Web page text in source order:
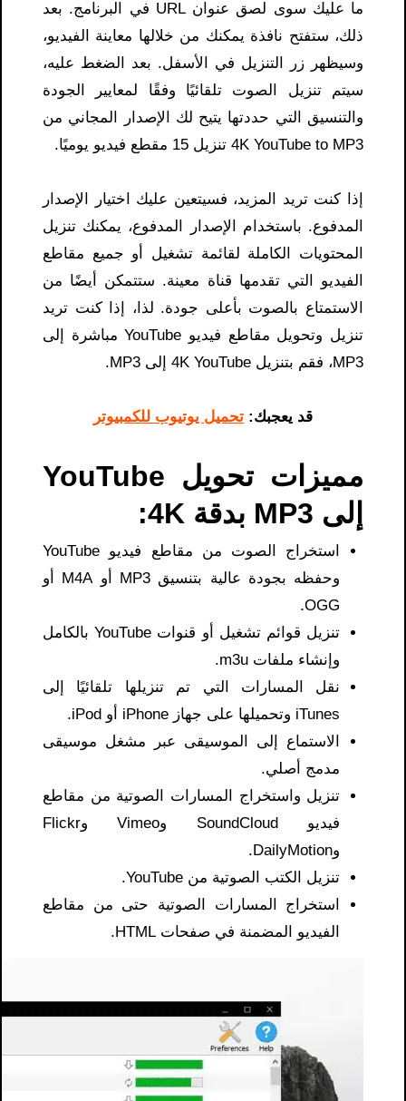
ما عليك سوى لصق عنوان URL في البرنامج. بعد
ذلك، ستفتح نافذة يمكنك من خلالها معاينة الفيديو،
وسيظهر زر التنزيل في الأسفل. بعد الضغط عليه،
سيتم تنزيل الصوت تلقائيًا وفقًا لمعايير الجودة
والتنسيق التي حددتها يتيح لك الإصدار المجاني من
4K YouTube to MP3 تنزيل 15 مقطع فيديو يوميًا.
إذا كنت تريد المزيد، فسيتعين عليك اختيار الإصدار
المدفوع. باستخدام الإصدار المدفوع، يمكنك تنزيل
المحتويات الكاملة لقائمة تشغيل أو جميع مقاطع
الفيديو التي تقدمها قناة معينة. ستتمكن أيضًا من
الاستمتاع بالصوت بأعلى جودة. لذا، إذا كنت تريد
تنزيل وتحويل مقاطع فيديو YouTube مباشرة إلى
MP3، فقم بتنزيل 4K YouTube إلى MP3.
قد يعجبك: تحميل يوتيوب للكمبيوتر
مميزات تحويل YouTube
إلى MP3 بدقة 4K:
استخراج الصوت من مقاطع فيديو YouTube
وحفظه بجودة عالية بتنسيق MP3 أو M4A أو
OGG.
تنزيل قوائم تشغيل أو قنوات YouTube بالكامل
وإنشاء ملفات m3u.
نقل المسارات التي تم تنزيلها تلقائيًا إلى
iTunes وتحميلها على جهاز iPhone أو iPod.
الاستماع إلى الموسيقى عبر مشغل موسيقى
مدمج أصلي.
تنزيل واستخراج المسارات الصوتية من مقاطع
فيديو SoundCloud وVimeo وFlickr
وDailyMotion.
تنزيل الكتب الصوتية من YouTube.
استخراج المسارات الصوتية حتى من مقاطع
الفيديو المضمنة في صفحات HTML.